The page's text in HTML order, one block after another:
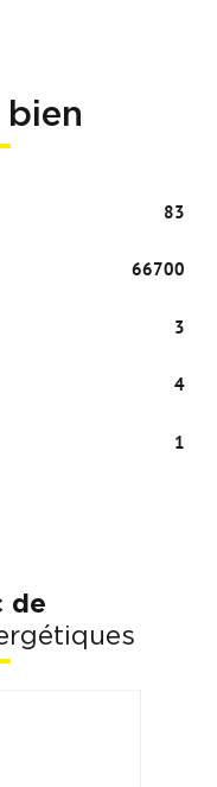
bien
83
66700
3
4
1
de